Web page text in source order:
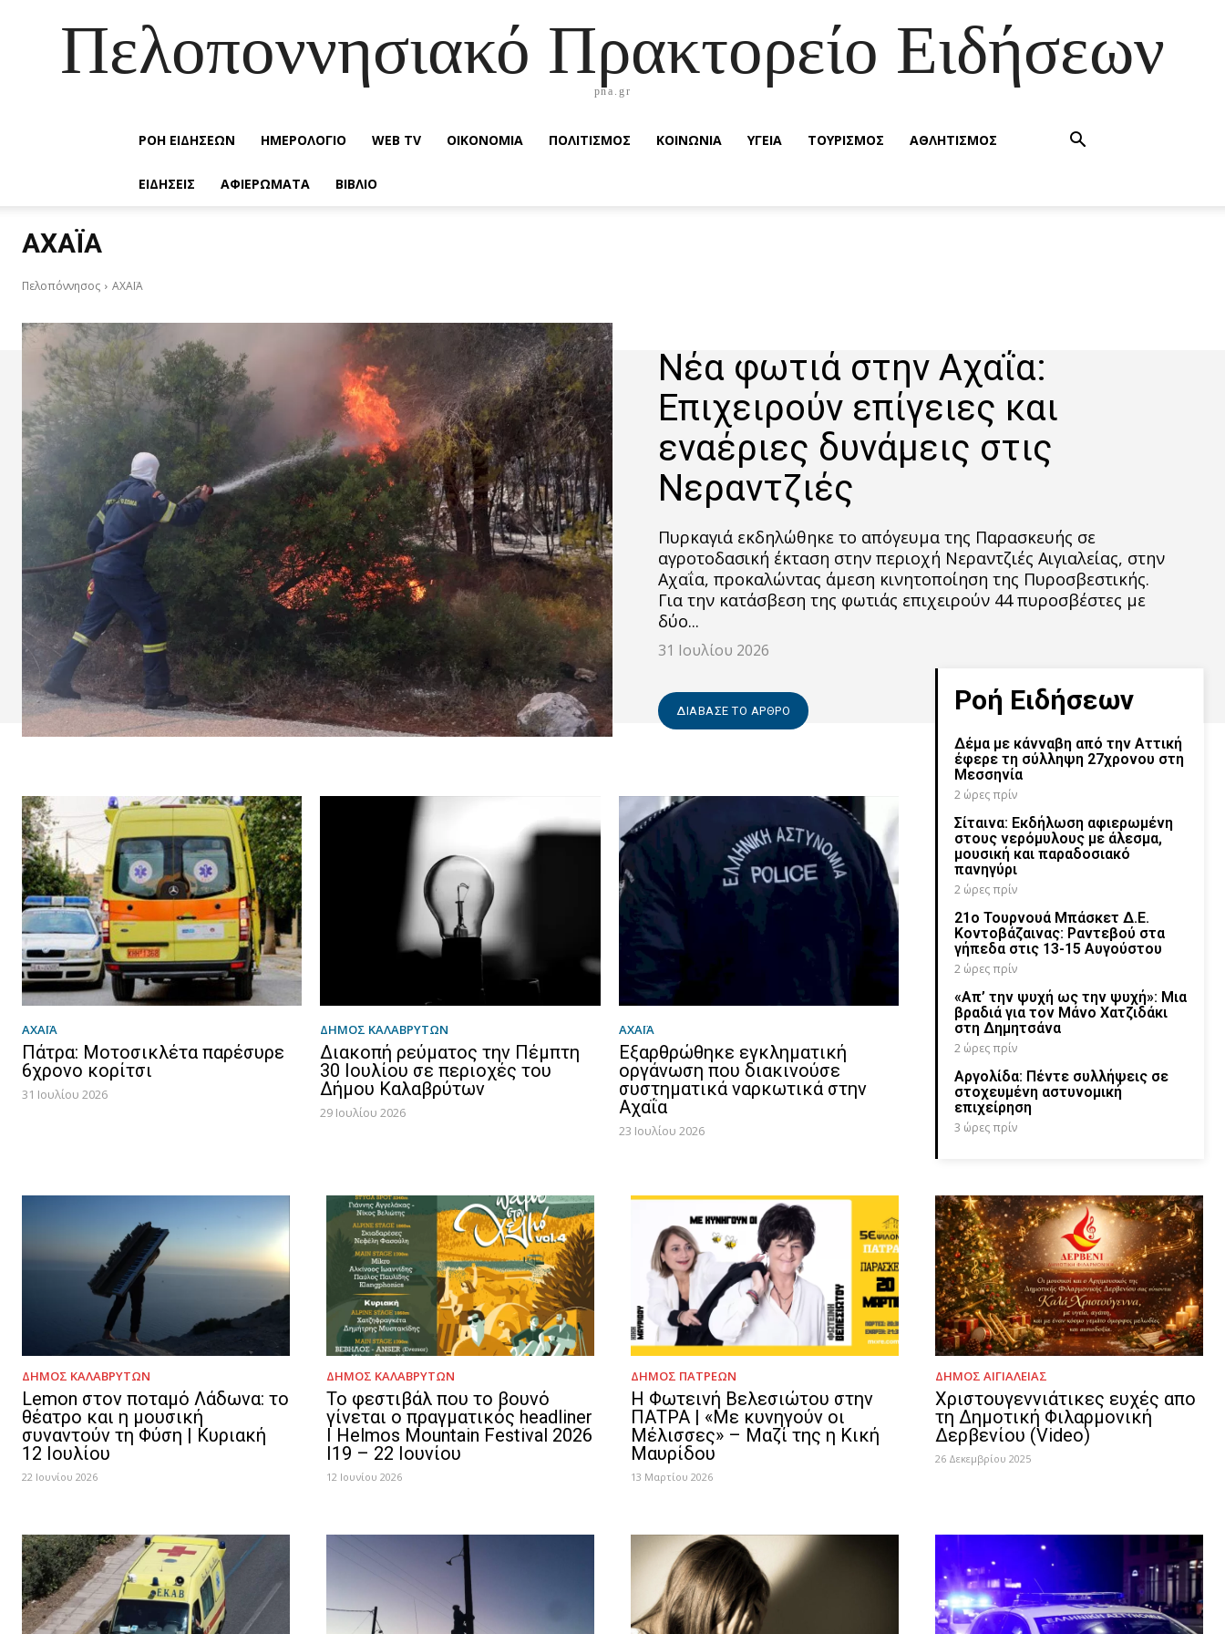
Πελοποννησιακό Πρακτορείο Ειδήσεων
pna.gr
ΡΟΗ ΕΙΔΗΣΕΩΝ ΗΜΕΡΟΛΟΓΙΟ WEB TV ΟΙΚΟΝΟΜΙΑ ΠΟΛΙΤΙΣΜΟΣ ΚΟΙΝΩΝΙΑ ΥΓΕΙΑ ΤΟΥΡΙΣΜΟΣ ΑΘΛΗΤΙΣΜΟΣ
ΕΙΔΗΣΕΙΣ ΑΦΙΕΡΏΜΑΤΑ ΒΙΒΛΊΟ
ΑΧΑΪΑ
Πελοπόννησος ΑΧΑΪΑ
Νέα φωτιά στην Αχαΐα:
Επιχειρούν επίγειες και
εναέριες δυνάμεις στις
Νεραντζιές
Πυρκαγιά εκδηλώθηκε το απόγευμα της Παρασκευής σε
αγροτοδασική έκταση στην περιοχή Νεραντζιές Αιγιαλείας, στην
Αχαΐα, προκαλώντας άμεση κινητοποίηση της Πυροσβεστικής.
Για την κατάσβεση της φωτιάς επιχειρούν 44 πυροσβέστες με
δύο...
31 Ιουλίου 2026
ΔΙΆΒΑΣΕ ΤΟ ΆΡΘΡΟ
ΑΧΑΪΑ
Πάτρα: Μοτοσικλέτα παρέσυρε
6χρονο κορίτσι
31 Ιουλίου 2026
ΔΉΜΟΣ ΚΑΛΑΒΡΎΤΩΝ
Διακοπή ρεύματος την Πέμπτη
30 Ιουλίου σε περιοχές του
Δήμου Καλαβρύτων
29 Ιουλίου 2026
ΑΧΑΪΑ
Εξαρθρώθηκε εγκληματική
οργάνωση που διακινούσε
συστηματικά ναρκωτικά στην
Αχαΐα
23 Ιουλίου 2026
Ροή Ειδήσεων
Δέμα με κάνναβη από την Αττική
έφερε τη σύλληψη 27χρονου στη
Μεσσηνία
2 ώρες πρίν
Σίταινα: Εκδήλωση αφιερωμένη
στους νερόμυλους με άλεσμα,
μουσική και παραδοσιακό
πανηγύρι
2 ώρες πρίν
21ο Τουρνουά Μπάσκετ Δ.Ε.
Κοντοβάζαινας: Ραντεβού στα
γήπεδα στις 13-15 Αυγούστου
2 ώρες πρίν
«Απ’ την ψυχή ως την ψυχή»: Μια
βραδιά για τον Μάνο Χατζιδάκι
στη Δημητσάνα
2 ώρες πρίν
Αργολίδα: Πέντε συλλήψεις σε
στοχευμένη αστυνομική
επιχείρηση
3 ώρες πρίν
ΔΉΜΟΣ ΚΑΛΑΒΡΎΤΩΝ
Lemon στον ποταμό Λάδωνα: το
θέατρο και η μουσική
συναντούν τη Φύση | Κυριακή
12 Ιουλίου
22 Ιουνίου 2026
ΔΉΜΟΣ ΚΑΛΑΒΡΎΤΩΝ
Το φεστιβάλ που το βουνό
γίνεται ο πραγματικός headliner
Ι Helmos Mountain Festival 2026​
Ι19 – 22 Ιουνίου
12 Ιουνίου 2026
ΔΉΜΟΣ ΠΑΤΡΈΩΝ
Η Φωτεινή Βελεσιώτου στην
ΠΑΤΡΑ | «Με κυνηγούν οι
Μέλισσες» – Μαζί της η Κική
Μαυρίδου
13 Μαρτίου 2026
ΔΉΜΟΣ ΑΙΓΙΑΛΕΊΑΣ
Χριστουγεννιάτικες ευχές απο
τη Δημοτική Φιλαρμονική
Δερβενίου (Video)
26 Δεκεμβρίου 2025